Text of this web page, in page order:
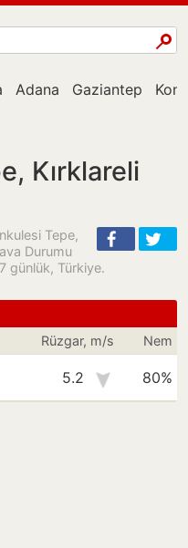
Adana Gaziantep
Kırklareli
Tepe,
Durumu
günlük, Türkiye.
Rüzgar, m/s Nem
5.2 80%